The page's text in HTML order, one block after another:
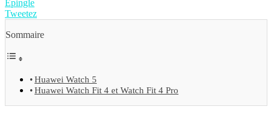
Épingle
Tweetez
Sommaire
Huawei Watch 5
Huawei Watch Fit 4 et Watch Fit 4 Pro